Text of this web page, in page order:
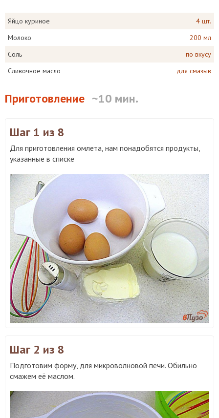
Яйцо куриное
4 шт.
Молоко
200 мл
Соль
по вкусу
Сливочное масло
для смазыв
Приготовление ~10 мин.
Шаг 1 из 8
Для приготовления омлета, нам понадобятся продукты,
указанные в списке
Шаг 2 из 8
Подготовим форму, для микроволновой печи. Обильно
смажем её маслом.